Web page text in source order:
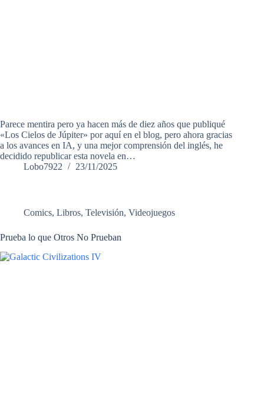
Parece mentira pero ya hacen más de diez años que publiqué
«Los Cielos de Júpiter» por aquí en el blog, pero ahora gracias
a los avances en IA, y una mejor comprensión del inglés, he
decidido republicar esta novela en…
Lobo7922
23/11/2025
Comics, Libros, Televisión, Videojuegos
Prueba lo que Otros No Prueban